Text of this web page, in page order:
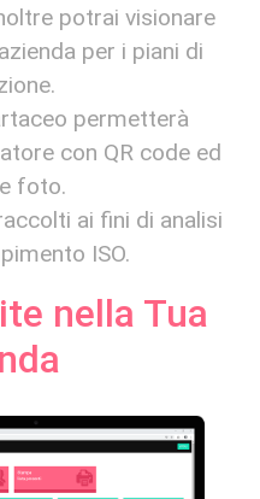
potrai visionare
per i piani di
permetterà
con QR code ed
foto.
ai ﬁni di analisi
ISO.
nella Tua